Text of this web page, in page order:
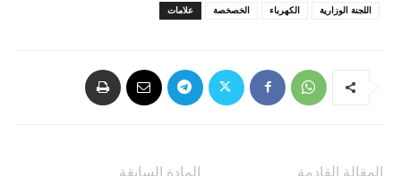
علامات الخصخصة الكهرباء اللجنة الوزارية
المادة السابقة المقالة القادمة